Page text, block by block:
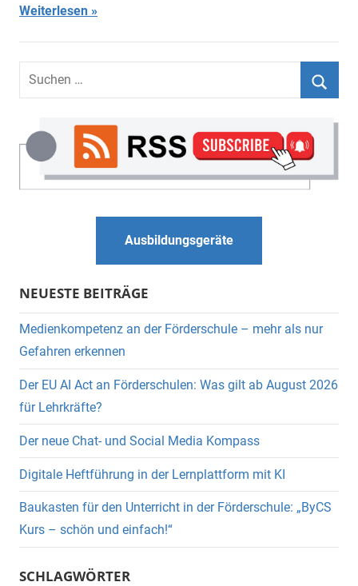
Weiterlesen
Suchen
nach:
Ausbildungsgeräte
NEUESTE BEITRÄGE
Medienkompetenz an der Förderschule – mehr als nur
Gefahren erkennen
Der EU AI Act an Förderschulen: Was gilt ab August 2026
für Lehrkräfte?
Der neue Chat- und Social Media Kompass
Digitale Heftführung in der Lernplattform mit KI
Baukasten für den Unterricht in der Förderschule: „ByCS
Kurs – schön und einfach!“
SCHLAGWÖRTER